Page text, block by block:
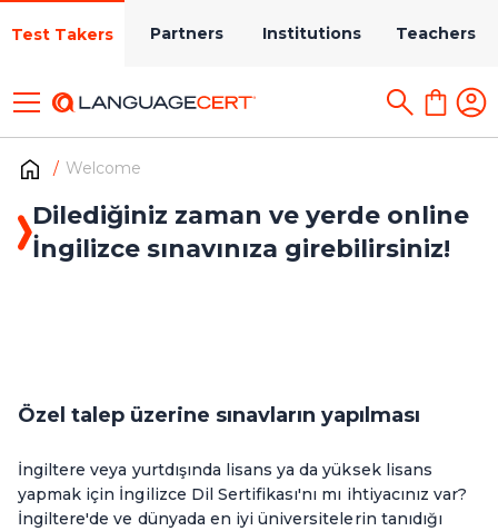
Test Takers Partners Institutions Teachers
Welcome
Dilediğiniz zaman ve yerde online
İngilizce sınavınıza girebilirsiniz!
Özel talep üzerine sınavların yapılması
İngiltere veya yurtdışında lisans ya da yüksek lisans
yapmak için İngilizce Dil Sertifikası'nı mı ihtiyacınız var?
İngiltere'de ve dünyada en iyi üniversitelerin tanıdığı